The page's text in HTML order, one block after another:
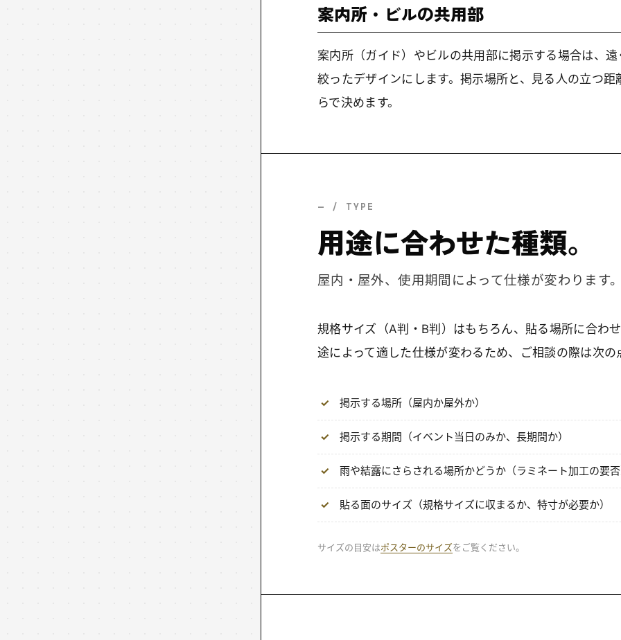
案内所・ビルの共用部
案内所（ガイド）やビルの共用部に掲示する場合は、
絞ったデザインにします。掲示場所と、見る人の立つ
らで決めます。
— / TYPE
用途に合わせた種類。
屋内・屋外、使用期間によって仕様が変わります
規格サイズ（A判・B判）はもちろん、貼る場所に合わ
途によって適した仕様が変わるため、ご相談の際は次
掲示する場所（屋内か屋外か）
掲示する期間（イベント当日のみか、長期間か）
雨や結露にさらされる場所かどうか（ラミネート加工の要
貼る面のサイズ（規格サイズに収まるか、特寸が必要か）
サイズの目安はポスターのサイズをご覧ください。